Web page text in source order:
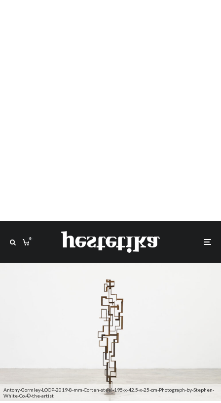
0
Antony-Gormley-LOOP-2019-8-mm-Corten-steel-195-x-42.5-x-25-cm-Photograph-by-Stephen-
White-Co.-©-the-artist